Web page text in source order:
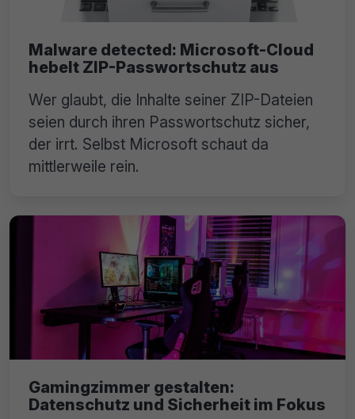
Malware detected: Microsoft-Cloud
hebelt ZIP-Passwortschutz aus
Wer glaubt, die Inhalte seiner ZIP-Dateien
seien durch ihren Passwortschutz sicher,
der irrt. Selbst Microsoft schaut da
mittlerweile rein.
Gamingzimmer gestalten:
Datenschutz und Sicherheit im Fokus